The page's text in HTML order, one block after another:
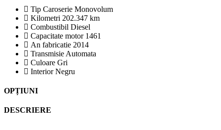
Tip Caroserie Monovolum
Kilometri 202.347 km
Combustibil Diesel
Capacitate motor 1461
An fabricatie 2014
Transmisie Automata
Culoare Gri
InteriorNegru
OPȚIUNI
DESCRIERE